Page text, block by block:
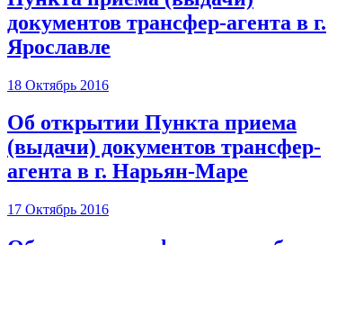
документов трансфер-агента в г.
Ярославле
18 Октябрь 2016
Об открытии Пункта приема
(выдачи) документов трансфер-
агента в г. Нарьян-Маре
17 Октябрь 2016
Обновление информации об